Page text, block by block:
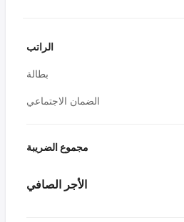
الراتب
بطالة
الضمان الاجتماعي
مجموع الضريبة
الأجر الصافي